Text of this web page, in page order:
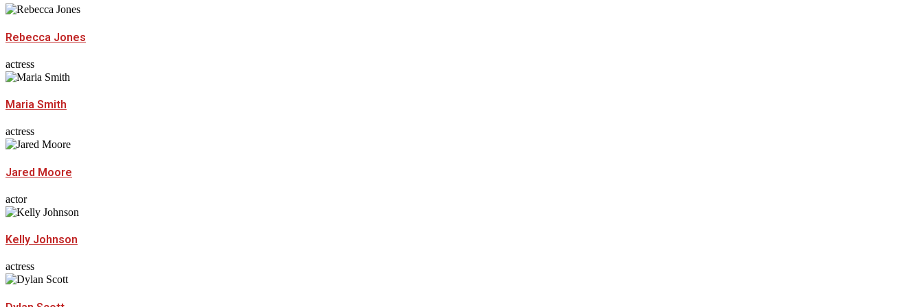
Rebecca Jones
actress
Maria Smith
actress
Jared Moore
actor
Kelly Johnson
actress